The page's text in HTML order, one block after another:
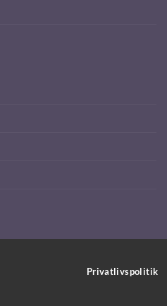
Privatlivspolitik